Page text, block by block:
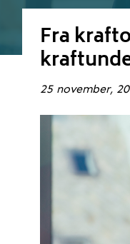
Fra
25 november,